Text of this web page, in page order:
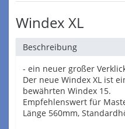
Windex XL
Beschreibung
- ein neuer großer
Der neue Windex XL ist
bewährten Windex 15.
Empfehlenswert für
Länge 560mm,